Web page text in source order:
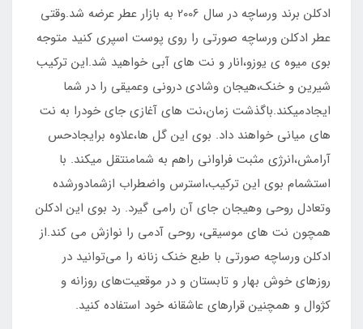
ادکلن برند ورساچه در سال 2006 به بازار عطر عرضه شد.وقتی
عطر ادکلن ورساچه صورتی را روی پوست اسپری کنید متوجه
بوی میوه ی یوزو،انار و نت های آبی خواهید شد.این ترکیب
شیرین و خنک،هیجان وشادی درونی وعمیقی را در شما
ایجادمیکند.باگذشت زمان،نت های آغازی جای خودرا به نت
های میانی خواهند داد. بوی این گل ها،علاوه برایجادحس
آرامش،انرژی مثبت فراوانی راهم به شمامنتقل میکند. با
استشمام بوی این ترکیب،استرس واضطراب ازشمادورشده
وتعادل روحی وهیجان جای آن رامی گیرد. رد بوی این ادکلن
همچون نت های موسیقی، روحی آدمی را نوازش می کند.از
ادکلن ورساچه صورتی با طبع خنک زنانه را می‌توانید در
روزهای خوش بهار و تابستان و در موقعیت‌های روزانه و
کژوال و همچنین قرارهای عاشقانه خود استفاده کنید.